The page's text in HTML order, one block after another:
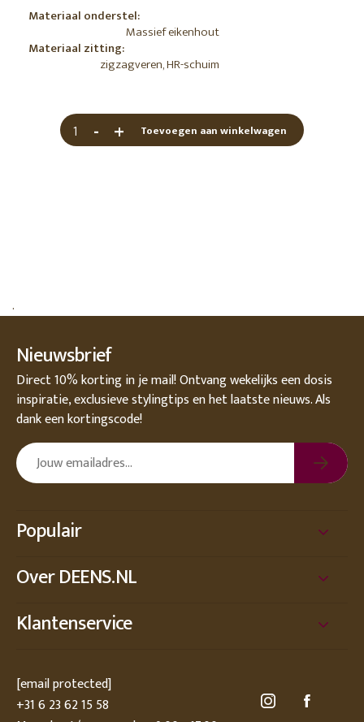
Materiaal onderstel:
Massief eikenhout
Materiaal zitting:
zigzagveren, HR-schuim
+
- Toevoegen aan winkelwagen
.
Nieuwsbrief
Direct 10% korting in je mail! Ontvang wekelijks een dosis
inspiratie, exclusieve stylingtips en het laatste nieuws. Als
dank een kortingscode!
Populair
Over DEENS.NL
Klantenservice
[email protected]
+31 6 23 62 15 58